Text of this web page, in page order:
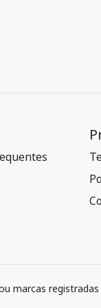
marcas registradas